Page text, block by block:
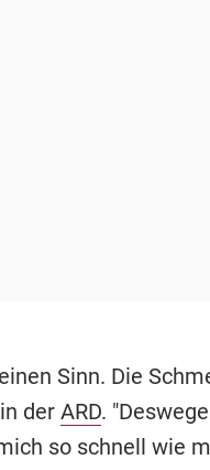
Sinn. Die
der ARD.
so schnell wie